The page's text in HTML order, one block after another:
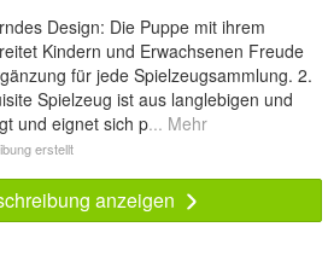
Design: Die Puppe mit ihrem
Kindern und Erwachsenen Freude
für jede Spielzeugsammlung. 2.
Spielzeug ist aus langlebigen und
und eignet sich p... Mehr
erstellt
anzeigen